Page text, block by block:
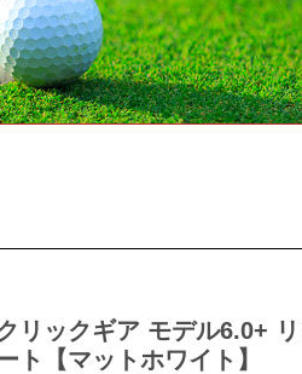
リックギア モデル6.0+
ト【マットホワイト】